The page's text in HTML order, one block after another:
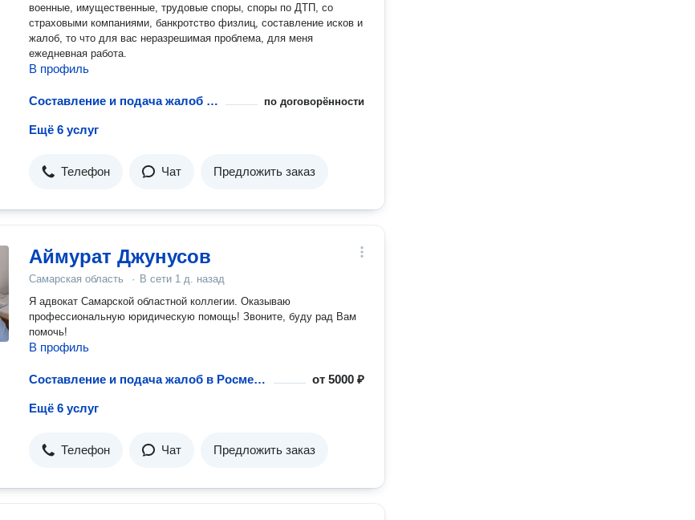
военные, имущественные, трудовые споры, споры по ДТП, со
страховыми компаниями, банкротство физлиц, составление исков и
жалоб, то что для вас неразрешимая проблема, для меня
ежедневная работа.
В профиль
Составление и подача жалоб в Росмедтехнологии по договорённости
Ещё 6 услуг
Телефон Чат Предложить заказ
Аймурат Джунусов
Самарская область · В сети 1 д. назад
Я адвокат Самарской областной коллегии. Оказываю
профессиональную юридическую помощь! Звоните, буду рад Вам
помочь!
В профиль
Составление и подача жалоб в Росмедтехнологии от5000 ₽
Ещё 6 услуг
Телефон Чат Предложить заказ